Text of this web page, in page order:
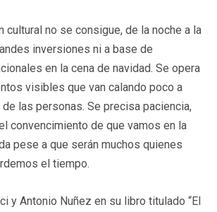
cultural no se consigue, de la noche a la
inversiones ni a base de
en la cena de navidad. Se opera
visibles que van calando poco a
las personas. Se precisa paciencia,
convencimiento de que vamos en la
pese a que serán muchos quienes
el tiempo.
y Antonio Nuñez en su libro titulado “El